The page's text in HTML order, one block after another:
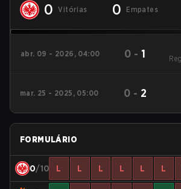
0 Vitórias 0 Empates
abr. 09 - 2026, 04:00 0 -1
mar. 25 - 2025, 05:00 0 - 2
FORMULÁRIO
0/10 L L L L L L